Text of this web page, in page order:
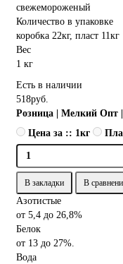
свежемороженый
Количество в упаковке
коробка 22кг, пласт 11кг
Вес
1 кг
Есть в наличии
518руб.
Розница | Мелкий Опт
Цена за :: 1кг
В закладки В
Азотистые
от 5,4 до 26,8%
Белок
от 13 до 27%.
Вода